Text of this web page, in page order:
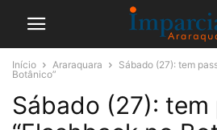
Início Araraquara
Sábado (27): tem
Botânico”
Sábado (27): tem